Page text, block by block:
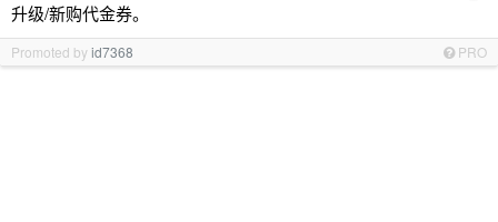
升级/新购代金券。
Promoted byid7368 PRO